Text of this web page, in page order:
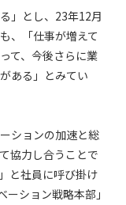
」とし、23年12月
、「仕事が増えて
て、今後さらに業
ある」とみてい
ションの加速と総
協力し合うことで
と社員に呼び掛け
ション戦略本部」